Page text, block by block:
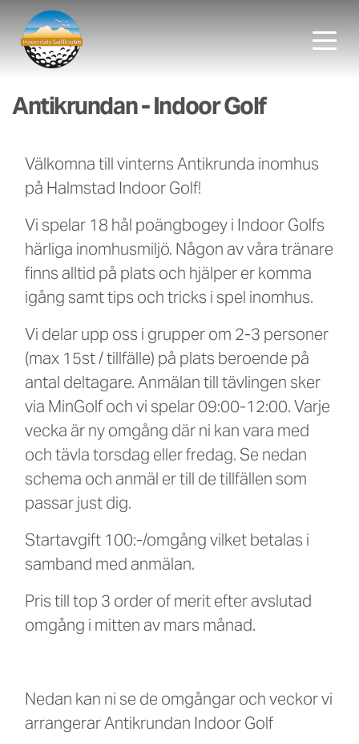
Antikrundan - Indoor Golf
Välkomna till vinterns Antikrunda inomhus
på Halmstad Indoor Golf!
Vi spelar 18 hål poängbogey i Indoor Golfs
härliga inomhusmiljö. Någon av våra tränare
finns alltid på plats och hjälper er komma
igång samt tips och tricks i spel inomhus.
Vi delar upp oss i grupper om 2-3 personer
(max 15st / tillfälle) på plats beroende på
antal deltagare. Anmälan till tävlingen sker
via MinGolf och vi spelar 09:00-12:00. Varje
vecka är ny omgång där ni kan vara med
och tävla torsdag eller fredag. Se nedan
schema och anmäl er till de tillfällen som
passar just dig.
Startavgift 100:-/omgång vilket betalas i
samband med anmälan.
Pris till top 3 order of merit efter avslutad
omgång i mitten av mars månad.
Nedan kan ni se de omgångar och veckor vi
arrangerar Antikrundan Indoor Golf